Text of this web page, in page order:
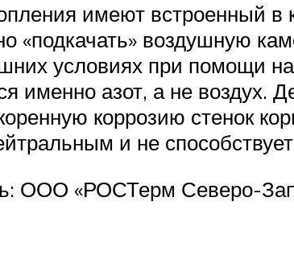
имеют встроенный в
воздушную
условиях при помощи
именно азот, а не воздух.
коррозию стенок
и не
ООО «РОСТерм Северо-